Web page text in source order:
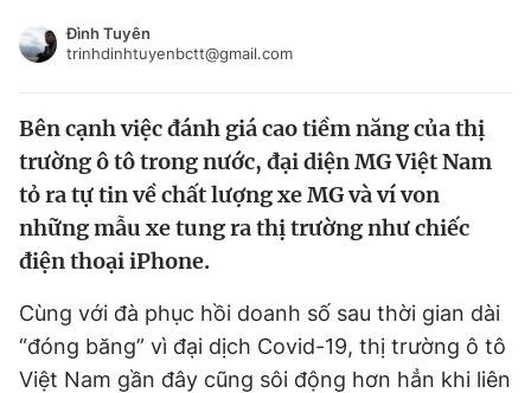
Tin thị trường
Sản phẩm khác
Tiện ích Bạn cần biết
Thông tin tòa soạn Liên hệ quảng cáo
Đình Tuyên
trinhdinhtuyenbctt@gmail.com
Bên cạnh việc đánh giá cao tiềm năng của thị
trường ô tô trong nước, đại diện MG Việt Nam
tỏ ra tự tin về chất lượng xe MG và ví von
những mẫu xe tung ra thị trường như chiếc
điện thoại iPhone.
Cùng với đà phục hồi doanh số sau thời gian dài
“đóng băng” vì đại dịch Covid-19, thị trường ô tô
Việt Nam gần đây cũng sôi động hơn hẳn khi liên